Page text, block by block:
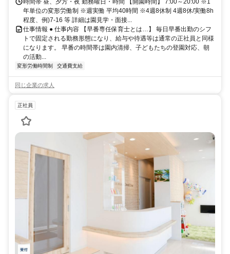
時間帯 昼、夕方・夜 勤務曜日・時間 【開園時間】 7:00～20:00 ※1
年単位の変形労働制 ※週実働 平均40時間 ※4週8休制 4週8休/実働8h
程度、例)7-16 等 詳細は園見学・面接...
仕事情報 ● 仕事内容 【早番専任保育士とは…】 毎日早番出勤のシフ
トで固定される勤務形態になり、給与や待遇等は通常の正社員と同様
になります。 早番の時間帯は園内清掃、子どもたちの登園対応、朝
の活動...
変形労働時間制 交通費支給
同じ企業の求人
正社員